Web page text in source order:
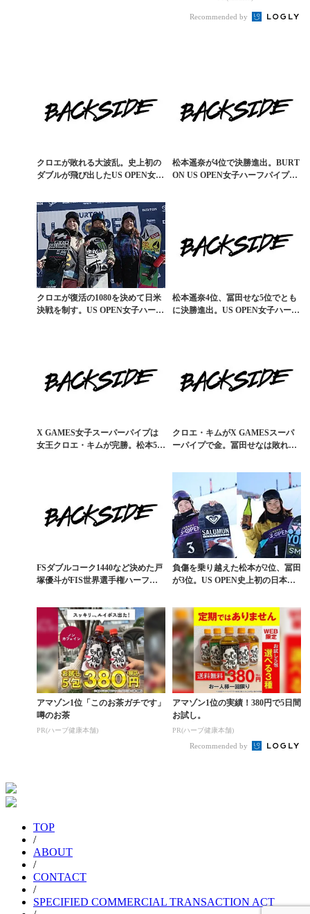
Recommended by
クロエが敗れる大波乱。史上初の
ダブルが飛び出したUS OPEN女子
松本遥奈が4位で決勝進出。BURT
ON US OPEN女子ハーフパイプ・
クロエが復活の1080を決めて日米
決戦を制す。US OPEN女子ハーフ
松本遥奈4位、冨田せな5位でとも
に決勝進出。US OPEN女子ハーフ
X GAMES女子スーパーパイプは
女王クロエ・キムが完勝。松本5
クロエ・キムがX GAMESスーパ
ーパイプで金。冨田せなは敗れる
FSダブルコーク1440など決めた戸
塚優斗がFIS世界選手権ハーフパ
負傷を乗り越えた松本が2位、冨田
が3位。US OPEN史上初の日本人
アマゾン1位「このお茶ガチです」
噂のお茶
PR(ハーブ健康本舗)
アマゾン1位の実績！380円で5日間
お試し。
PR(ハーブ健康本舗)
Recommended by
TOP
/
ABOUT
/
CONTACT
/
SPECIFIED COMMERCIAL TRANSACTION ACT